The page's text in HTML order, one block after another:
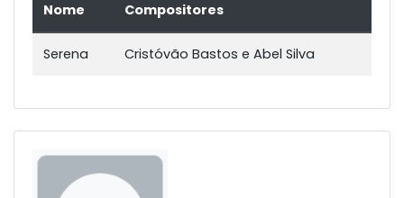
Nome Compositores
Serena Cristóvão Bastos e Abel Silva